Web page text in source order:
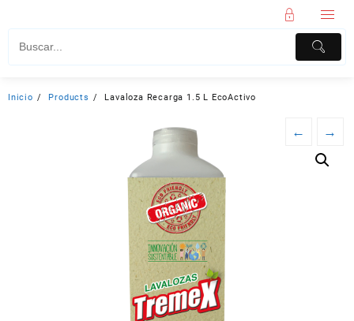
Inicio Products Lavaloza Recarga 1.5 L EcoActivo
← →